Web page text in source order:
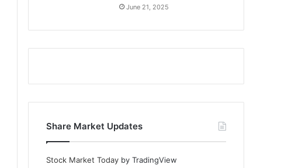
June 21, 2025
Share Market Updates
Stock Market Today by TradingView